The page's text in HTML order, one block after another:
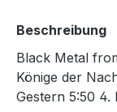
Beschreibung
Black Metal
Könige der
Gestern 5:50